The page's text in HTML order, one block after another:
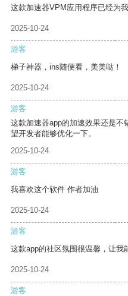
这款加速器VPM应用程序已经为
2025-10-24
游客
梯子神器，ins随便看，美美哒！
2025-10-24
游客
这款加速器app的加速效果还是
望开发者能够优化一下。
2025-10-24
游客
我喜欢这个软件 作者加油
2025-10-24
游客
这款app的社区氛围很温馨，让我
2025-10-24
游客